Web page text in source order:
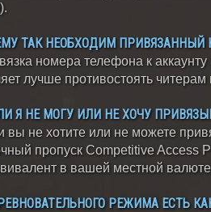
ТАК НЕОБХОДИМ ПРИВЯЗАННЫЙ
номера телефона к
лучше противостоять
Я НЕ МОГУ ИЛИ НЕ ХОЧУ
вы не хотите или не можете
пропуск Competitive Access
в вашей местной
РЕЖИМА ЕСТЬ